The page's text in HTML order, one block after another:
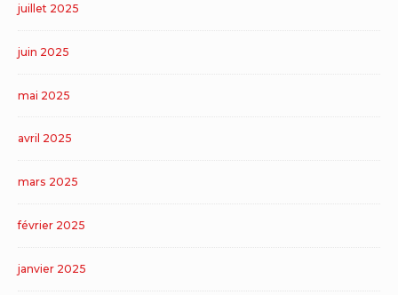
juillet 2025
juin 2025
mai 2025
avril 2025
mars 2025
février 2025
janvier 2025